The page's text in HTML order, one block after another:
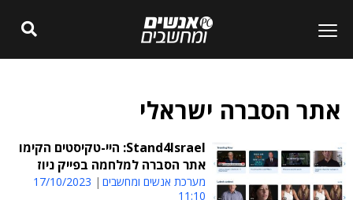
אתר הסברה ישראלי
Stand4Israel: היי-טקיסטים הקימו
אתר הסברה למלחמה בפייק ניוז
מערכת אנשים ומחשבים
17/10/2023
11:10